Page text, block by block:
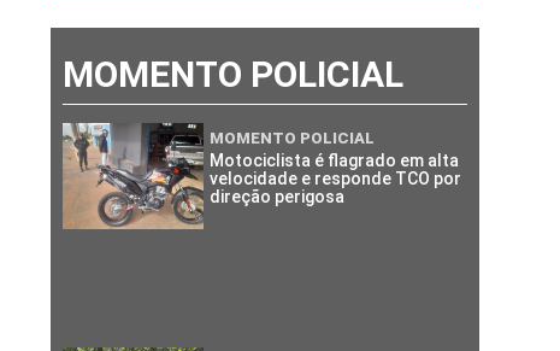
MOMENTO POLICIAL
MOMENTO POLICIAL
Motociclista é flagrado em alta
velocidade e responde TCO por
direção perigosa